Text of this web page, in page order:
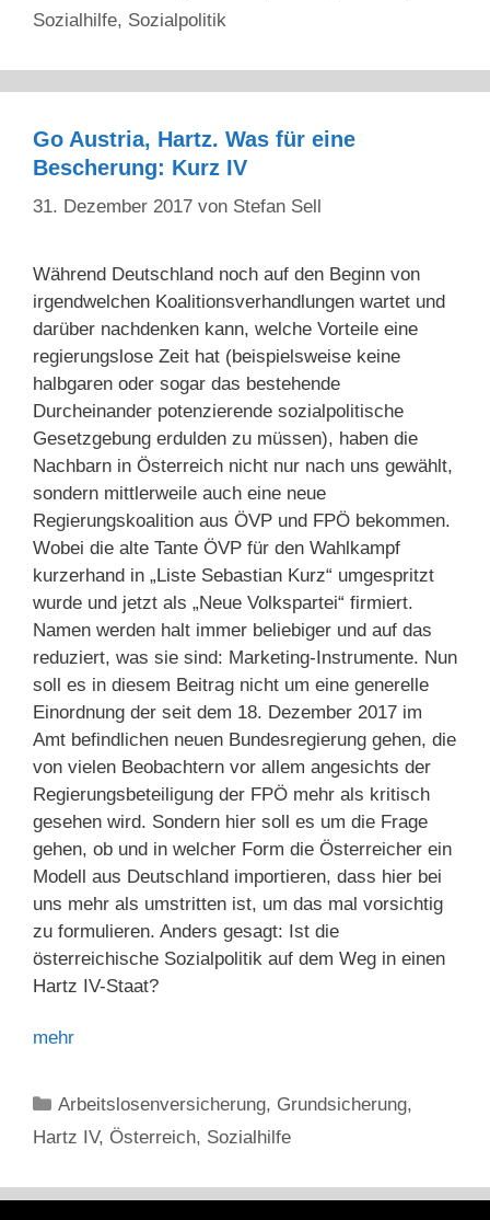
Sozialhilfe, Sozialpolitik
Go Austria, Hartz. Was für eine
Bescherung: Kurz IV
31. Dezember 2017 von Stefan Sell
Während Deutschland noch auf den Beginn von
irgendwelchen Koalitionsverhandlungen wartet und
darüber nachdenken kann, welche Vorteile eine
regierungslose Zeit hat (beispielsweise keine
halbgaren oder sogar das bestehende
Durcheinander potenzierende sozialpolitische
Gesetzgebung erdulden zu müssen), haben die
Nachbarn in Österreich nicht nur nach uns gewählt,
sondern mittlerweile auch eine neue
Regierungskoalition aus ÖVP und FPÖ bekommen.
Wobei die alte Tante ÖVP für den Wahlkampf
kurzerhand in „Liste Sebastian Kurz“ umgespritzt
wurde und jetzt als „Neue Volkspartei“ firmiert.
Namen werden halt immer beliebiger und auf das
reduziert, was sie sind: Marketing-Instrumente. Nun
soll es in diesem Beitrag nicht um eine generelle
Einordnung der seit dem 18. Dezember 2017 im
Amt befindlichen neuen Bundesregierung gehen, die
von vielen Beobachtern vor allem angesichts der
Regierungsbeteiligung der FPÖ mehr als kritisch
gesehen wird. Sondern hier soll es um die Frage
gehen, ob und in welcher Form die Österreicher ein
Modell aus Deutschland importieren, dass hier bei
uns mehr als umstritten ist, um das mal vorsichtig
zu formulieren. Anders gesagt: Ist die
österreichische Sozialpolitik auf dem Weg in einen
Hartz IV-Staat?
mehr
Kategorien
Arbeitslosenversicherung, Grundsicherung,
Hartz IV, Österreich, Sozialhilfe